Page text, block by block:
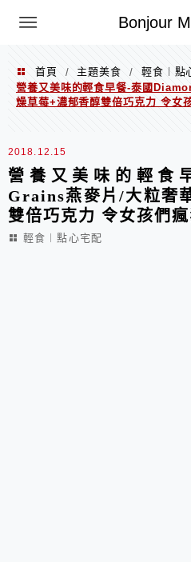
Bonjour
選單
首頁 / 主題美食 / 輕食︱點
營養又美味的輕食早餐-泰國
燥草莓+濃郁香醇雙倍巧克力 令女
2018.12.15
營養又美味的輕食
Grains燕麥片/大粒奢
雙倍巧克力 令女孩們
輕食︱點心宅配